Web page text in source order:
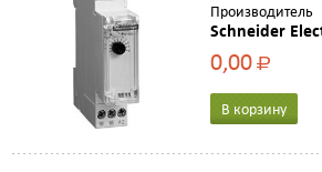
Производитель
Schneider
0,00Р
В корзину